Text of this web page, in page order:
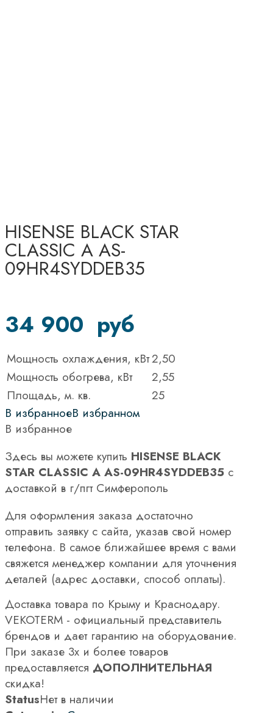
HISENSE BLACK STAR
CLASSIC A AS-
09HR4SYDDEB35
34 900 руб
Мощность охлаждения, кВт2,50
Мощность обогрева, кВт
2,55
Площадь, м. кв.
25
В избранноеВ избранном
В избранное
Здесь вы можете купить HISENSE BLACK
STAR CLASSIC A AS-09HR4SYDDEB35 с
доставкой в г/пгт Симферополь
Для оформления заказа достаточно
отправить заявку с сайта, указав свой номер
телефона. В самое ближайшее время с вами
свяжется менеджер компании для уточнения
деталей (адрес доставки, способ оплаты).
Доставка товара по Крыму и Краснодару.
VEKOTERM - официальный представитель
брендов и дает гарантию на оборудование.
При заказе 3х и более товаров
предоставляется ДОПОЛНИТЕЛЬНАЯ
скидка!
StatusНет в наличии